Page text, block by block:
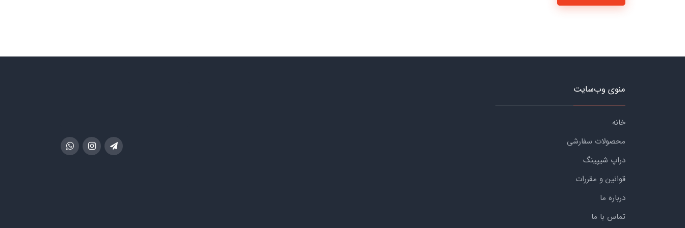
منوی وب‌سایت
خانه
محصولات سفارشی
دراپ شیپینگ
قوانین و مقررات
درباره ما
تماس با ما